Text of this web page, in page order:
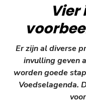
Vier
Er zijn al diverse
invulling geven
worden goede
Voedselagenda.